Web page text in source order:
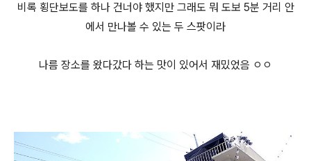
비록 횡단보도를 하나 건너야 했지만 그래도 뭐 도보 5분 거리 안
에서 만나볼 수 있는 두 스팟이라
나름 장소를 왔다갔다 하는 맛이 있어서 재밌었음 ㅇㅇ